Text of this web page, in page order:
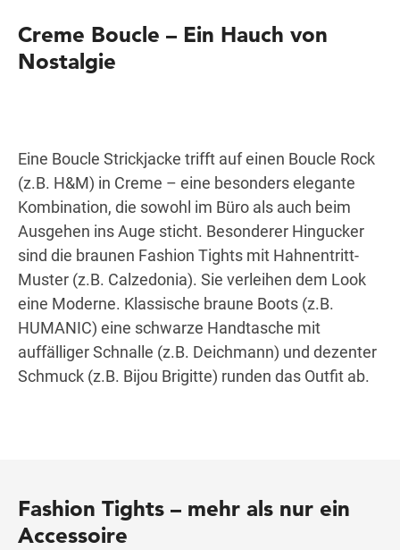
Creme Boucle – Ein Hauch von
Nostalgie
Eine Boucle Strickjacke trifft auf einen Boucle Rock
(z.B. H&M) in Creme – eine besonders elegante
Kombination, die sowohl im Büro als auch beim
Ausgehen ins Auge sticht. Besonderer Hingucker
sind die braunen Fashion Tights mit Hahnentritt-
Muster (z.B. Calzedonia). Sie verleihen dem Look
eine Moderne. Klassische braune Boots (z.B.
HUMANIC) eine schwarze Handtasche mit
auffälliger Schnalle (z.B. Deichmann) und dezenter
Schmuck (z.B. Bijou Brigitte) runden das Outfit ab.
Fashion Tights – mehr als nur ein
Accessoire